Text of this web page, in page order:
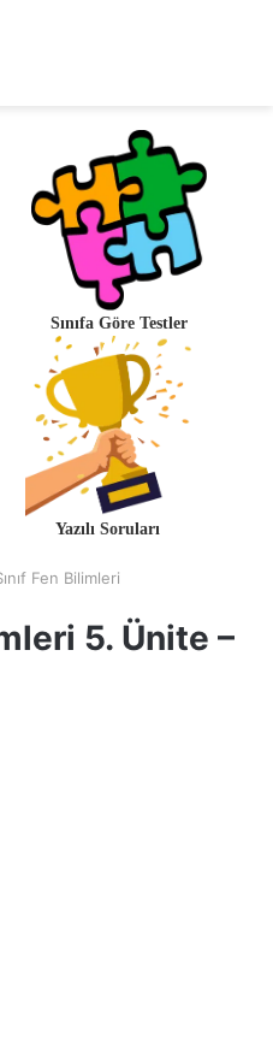
Sınıfa Göre Testler
Yazılı Soruları
Fen Bilimleri
5. Ünite –